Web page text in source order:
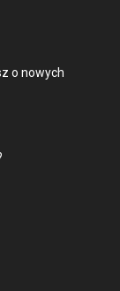
o nowych